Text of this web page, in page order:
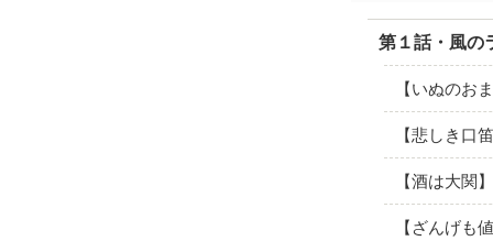
第１話・風の
【いぬのお
【悲しき口
【酒は大関
【ざんげも